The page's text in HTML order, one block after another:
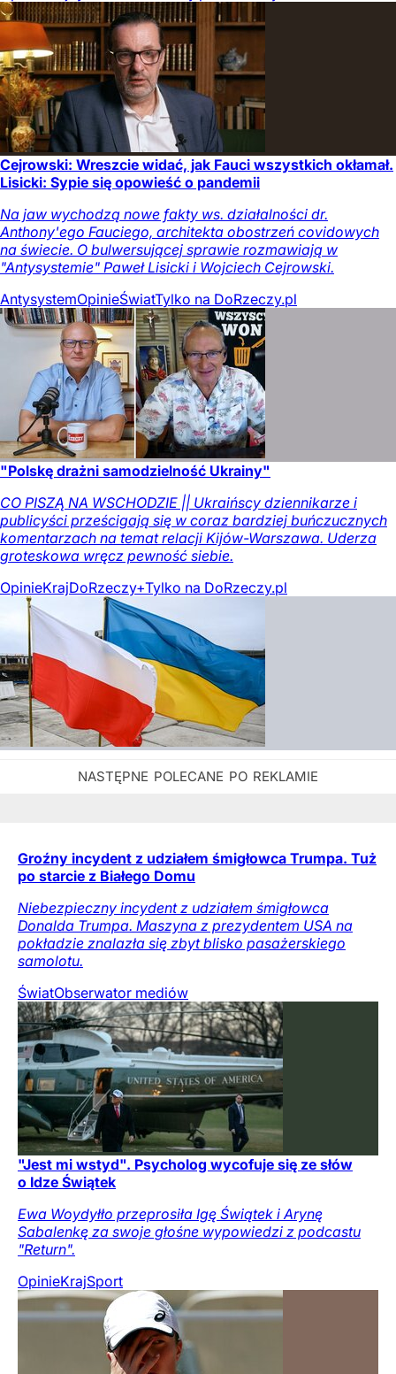
Cejrowski: Wreszcie widać, jak Fauci wszystkich okłamał.
Lisicki: Sypie się opowieść o pandemii
Na jaw wychodzą nowe fakty ws. działalności dr.
Anthony'ego Fauciego, architekta obostrzeń covidowych
na świecie. O bulwersującej sprawie rozmawiają w
"Antysystemie" Paweł Lisicki i Wojciech Cejrowski.
AntysystemOpinieŚwiatTylko na DoRzeczy.pl
"Polskę drażni samodzielność Ukrainy"
CO PISZĄ NA WSCHODZIE || Ukraińscy dziennikarze i
publicyści prześcigają się w coraz bardziej buńczucznych
komentarzach na temat relacji Kijów-Warszawa. Uderza
groteskowa wręcz pewność siebie.
OpinieKrajDoRzeczy+Tylko na DoRzeczy.pl
Groźny incydent z udziałem śmigłowca Trumpa. Tuż
po starcie z Białego Domu
Niebezpieczny incydent z udziałem śmigłowca
Donalda Trumpa. Maszyna z prezydentem USA na
pokładzie znalazła się zbyt blisko pasażerskiego
samolotu.
ŚwiatObserwator mediów
"Jest mi wstyd". Psycholog wycofuje się ze słów
o Idze Świątek
Ewa Woydyłło przeprosiła Igę Świątek i Arynę
Sabalenkę za swoje głośne wypowiedzi z podcastu
"Return".
OpinieKrajSport